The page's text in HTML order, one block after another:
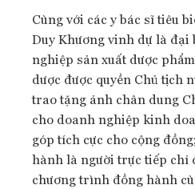
Cùng với các y bác sĩ tiêu
Duy Khương vinh dự là đại
nghiệp sản xuất dược
dược được quyền Chủ tịch
trao tặng ảnh chân dung
cho doanh nghiệp kinh
góp tích cực cho cộng
hành là người trực tiếp chỉ
chương trình đồng hành